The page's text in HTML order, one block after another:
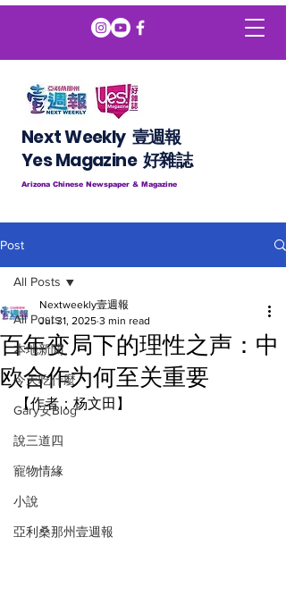
Next Weekly 壹週報
​​Yes Magazine 好雜誌
Arizona Chinese Newspaper & Magazine
Post
All Posts
本地新聞
今天吃什麼
Gary安Blog
說三道四
寵物情緣
小說
亞利桑那州壹週報
All Posts
百年变局下的理性之声：中
欧合作为何至关重要
Nextweekly壹週報
Jul 31, 2025 3 min read
【作者：杨文田】